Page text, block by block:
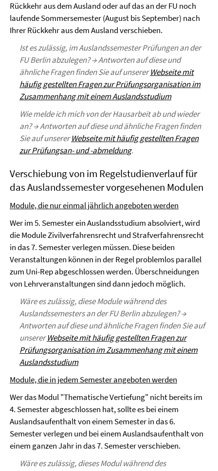
Rückkehr aus dem Ausland oder auf das an der FU noch
laufende Sommersemester (August bis September) nach
Ihrer Rückkehr aus dem Ausland verschieben.
Ist es zulässig, im Auslandssemester Prüfungen an der
FU Berlin abzulegen? → Antworten auf diese und
ähnliche Fragen finden Sie auf unsererWebseite mit
häufig gestellten Fragen zur Prüfungsorganisation im
Zusammenhang mit einem Auslandsstudium
Wie melde ich mich von der Hausarbeit ab und wieder
an? → Antworten auf diese und ähnliche Fragen finden
Sie auf unsererWebseite mit häufig gestellten Fragen
zur Prüfungsan- und -abmeldung.
Verschiebung von im Regelstudienverlauf für
das Auslandssemester vorgesehenen Modulen
Module, die nur einmal jährlich angeboten werden
Wer im 5. Semester ein Auslandsstudium absolviert, wird
die Module Zivilverfahrensrecht und Strafverfahrensrecht
in das 7. Semester verlegen müssen. Diese beiden
Veranstaltungen können in der Regel problemlos parallel
zum Uni-Rep abgeschlossen werden. Überschneidungen
von Lehrveranstaltungen sind dann jedoch möglich.
Wäre es zulässig, diese Module während des
Auslandssemesters an der FU Berlin abzulegen? →
Antworten auf diese und ähnliche Fragen finden Sie auf
unsererWebseite mit häufig gestellten Fragen zur
Prüfungsorganisation im Zusammenhang mit einem
Auslandsstudium
Module, die in jedem Semester angeboten werden
Wer das Modul "Thematische Vertiefung" nicht bereits im
4. Semester abgeschlossen hat, sollte es bei einem
Auslandsaufenthalt von einem Semester in das 6.
Semester verlegen und bei einem Auslandsaufenthalt von
einem ganzen Jahr in das 7. Semester verschieben.
Wäre es zulässig, dieses Modul während des